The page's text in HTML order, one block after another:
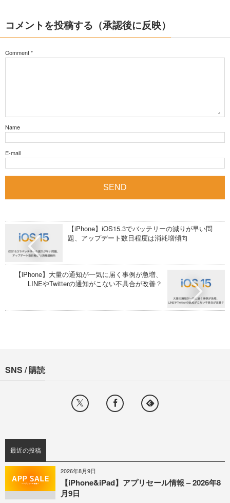
コメントを投稿する（承認後に反映）
Comment*
Name
E-mail
【iPhone】iOS15.3でバッテリーの減りが早い問
題、アップデート数日程度は消耗増傾向
【iPhone】大量の通知が一気に届く事例が急増、
LINEやTwitterの通知がこない不具合が改善？
SNS / 購読
最近の投稿
2026年8月9日
【iPhone&iPad】アプリセール情報 – 2026年8
月9日